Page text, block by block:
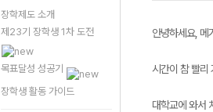
장학제도 소개
제23기 장학생 1차 도전
목표달성 성공기
장학생 활동 가이드
안녕하세요, 메
시간이 참 빨리
대학교에 와서